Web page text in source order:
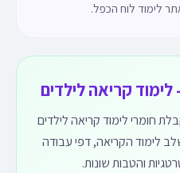
לימוד לוח הכפל.
קריאה לילדים
חומרי לימוד קריאה לילדים
לימוד הקריאה, דפי עבודה
והטבות שונות.